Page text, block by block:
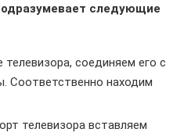
следующие
соединяем его с
Соответственно находим
телевизора вставляем